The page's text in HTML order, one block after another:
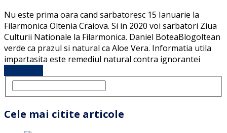
Nu este prima oara cand sarbatoresc 15 Ianuarie la
Filarmonica Oltenia Craiova. Si in 2020 voi sarbatori Ziua
Culturii Nationale la Filarmonica. Daniel BoteaBlogoltean
verde ca prazul si natural ca Aloe Vera. Informatia utila
impartasita este remediul natural contra ignorantei
Cele mai citite articole